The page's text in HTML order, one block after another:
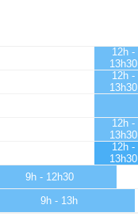
12h -
13h30
12h -
13h30
12h -
13h30
12h -
13h30
9h - 12h30
9h - 13h